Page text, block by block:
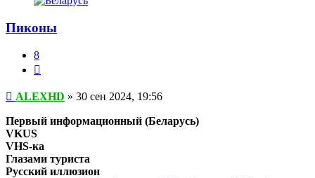
Пиконы
8
Сообщение
ALEXHD » 30 сен 2024, 19:56
Первый информационный (Беларусь)
VKUS
VHS-ка
Глазами туриста
Русский иллюзион